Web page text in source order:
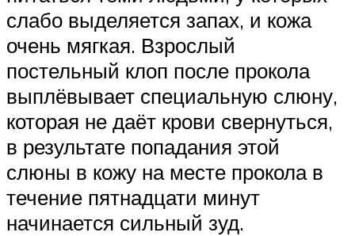
слабо выделяется запах, и кожа
очень мягкая. Взрослый
постельный клоп после прокола
выплёвывает специальную слюну,
которая не даёт крови свернуться,
в результате попадания этой
слюны в кожу на месте прокола в
течение пятнадцати минут
начинается сильный зуд.